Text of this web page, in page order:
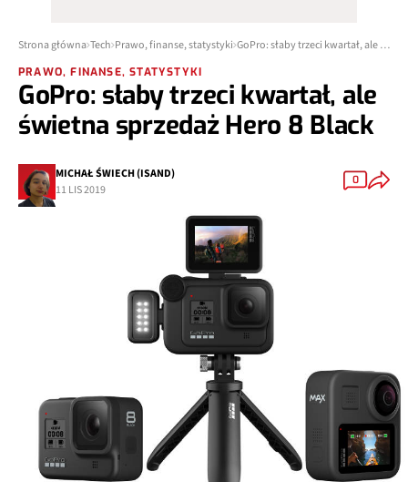
Strona główna Tech Prawo, finanse, statystyki GoPro: słaby trzeci kwartał, ale świetna sprzedaż Hero 8 Black
PRAWO, FINANSE, STATYSTYKI
GoPro: słaby trzeci kwartał, ale
świetna sprzedaż Hero 8 Black
MICHAŁ ŚWIECH (ISAND)
11 LIS 2019
0